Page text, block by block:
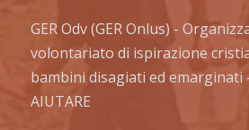
GER Odv (GER Onlus) -
volontariato di ispirazione
bambini disagiati ed emarginati
AIUTARE